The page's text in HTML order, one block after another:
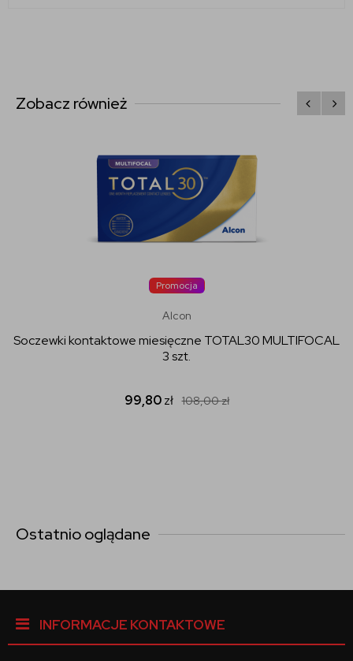
Zobacz również
Promocja
Alcon
Soczewki kontaktowe miesięczne TOTAL30 MULTIFOCAL
3 szt.
99,80zł 108,00zł
Ostatnio oglądane
INFORMACJE KONTAKTOWE